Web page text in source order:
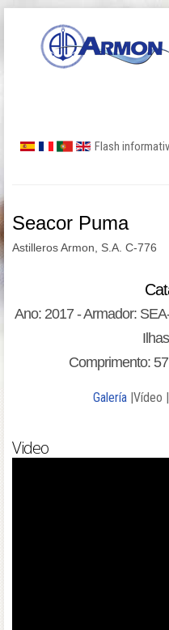
Flash
Seacor Puma
Astilleros Armon, S.A. C-776
Ano: 2017 - Armador:
Comprimento:
Galería|Vídeo |
Video